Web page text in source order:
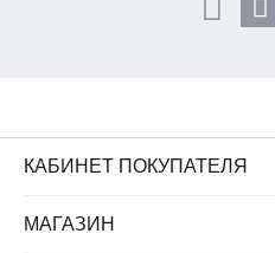
КАБИНЕТ ПОКУПАТЕЛЯ
МАГАЗИН